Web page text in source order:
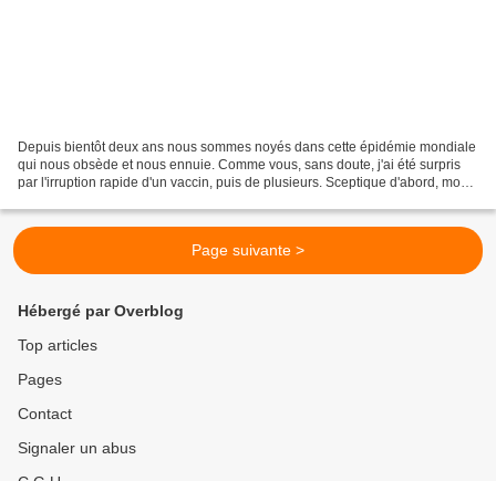
Depuis bientôt deux ans nous sommes noyés dans cette épidémie mondiale
qui nous obsède et nous ennuie. Comme vous, sans doute, j'ai été surpris
par l'irruption rapide d'un vaccin, puis de plusieurs. Sceptique d'abord, mon
Page suivante >
Hébergé par Overblog
Top articles
Pages
Contact
Signaler un abus